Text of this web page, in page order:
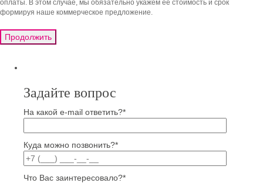
оплаты. В этом случае, мы обязательно укажем ее стоимость и срок
формируя наше коммерческое предложение.
Продолжить
Задайте вопрос
На какой e-mail ответить?*
Куда можно позвонить?*
Что Вас заинтересовало?*